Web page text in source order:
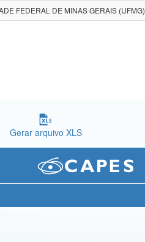
FEDERAL DE MINAS GERAIS (UFMG)
Gerar arquivo XLS